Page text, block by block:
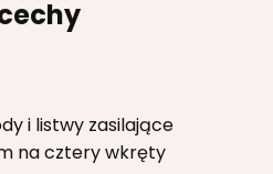
i listwy zasilające
na cztery wkręty